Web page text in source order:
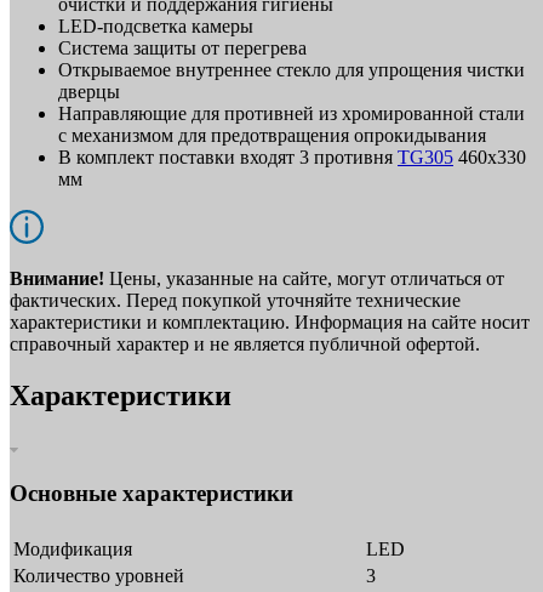
LED-подсветка камеры
Система защиты от перегрева
Открываемое внутреннее стекло для упрощения чистки
дверцы
Направляющие для противней из хромированной стали
с механизмом для предотвращения опрокидывания
В комплект поставки входят 3 противня TG305 460х330
мм
Внимание! Цены, указанные на сайте, могут отличаться от
фактических. Перед покупкой уточняйте технические
характеристики и комплектацию. Информация на сайте носит
справочный характер и не является публичной офертой.
Характеристики
Основные характеристики
Модификация
LED
Количество уровней
3